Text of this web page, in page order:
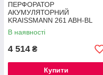
ПЕРФОРАТОР
АКУМУЛЯТОРНИЙ
KRAISSMANN 261 ABH-BL
20/2 MP (M-POWER SERIES
20) ®
В наявності
4 514 ₴
Купити